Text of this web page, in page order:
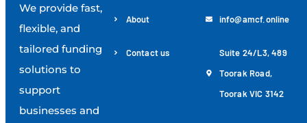
We provide fast,
flexible, and
tailored funding
solutions to
support
businesses and
About
Contact us
info@amcf.online
Suite 24/L3, 489
Toorak Road,
Toorak VIC 3142